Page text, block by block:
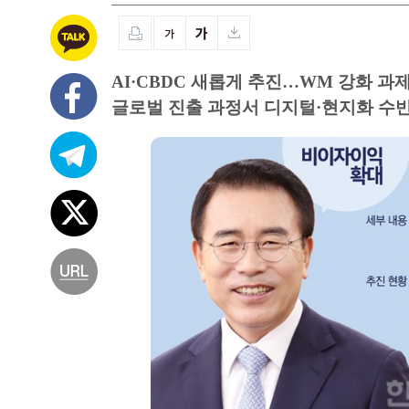
AI·CBDC 새롭게 추진…WM 강화 과
글로벌 진출 과정서 디지털·현지화 수